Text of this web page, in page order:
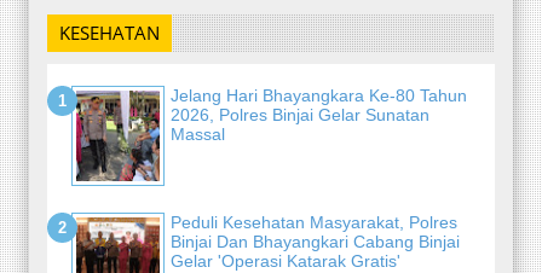
KESEHATAN
Jelang Hari Bhayangkara Ke-80 Tahun
2026, Polres Binjai Gelar Sunatan
Massal
Peduli Kesehatan Masyarakat, Polres
Binjai Dan Bhayangkari Cabang Binjai
Gelar 'Operasi Katarak Gratis'